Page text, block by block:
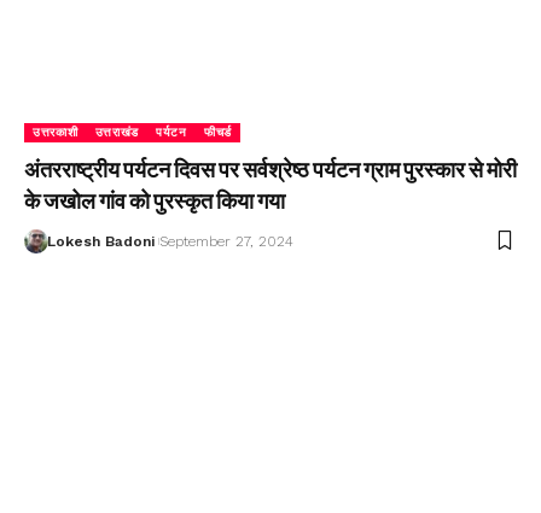
उत्तरकाशी उत्तराखंड पर्यटन फीचर्ड
अंतरराष्ट्रीय पर्यटन दिवस पर सर्वश्रेष्ठ पर्यटन ग्राम पुरस्कार से मोरी
के जखोल गांव को पुरस्कृत किया गया
Lokesh Badoni September 27, 2024